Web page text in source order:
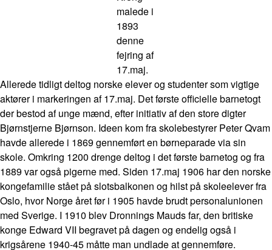
malede i
1893
denne
fejring af
17.maj.
Allerede tidligt deltog norske elever og studenter som vigtige
aktører i markeringen af 17.maj. Det første officielle barnetogt
der bestod af unge mænd, efter initiativ af den store digter
Bjørnstjerne Bjørnson. Ideen kom fra skolebestyrer Peter Qvam
havde allerede i 1869 gennemført en børneparade via sin
skole. Omkring 1200 drenge deltog i det første barnetog og fra
1889 var også pigerne med. Siden 17.maj 1906 har den norske
kongefamilie stået på slotsbalkonen og hilst på skoleelever fra
Oslo, hvor Norge året før i 1905 havde brudt personalunionen
med Sverige. I 1910 blev Dronnings Mauds far, den britiske
konge Edward VII begravet på dagen og endelig også i
krigsårene 1940-45 måtte man undlade at gennemføre.